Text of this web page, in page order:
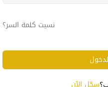
نسيت كلمة السر؟